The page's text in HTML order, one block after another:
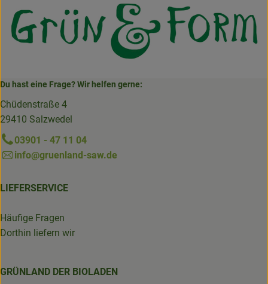
Du hast eine Frage? Wir helfen gerne:
Chüdenstraße 4
29410 Salzwedel
03901 - 47 11 04
info@gruenland-saw.de
LIEFERSERVICE
Häufige Fragen
Dorthin liefern wir
GRÜNLAND DER BIOLADEN